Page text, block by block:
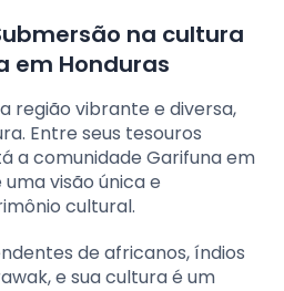
na cultura
em Honduras
região vibrante e diversa,
Entre seus tesouros
a comunidade Garifuna em
visão única e
cultural.
de africanos, índios
e sua cultura é um